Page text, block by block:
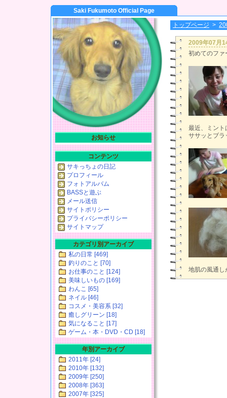
Saki Fukumoto Official Page
トップページ >
2009年07月
初めてのファ
最近、ミント
ササッとブラ
地肌の風通し
お知らせ
コンテンツ
サキっちょの日記
プロフィール
フォトアルバム
BASSと遊ぶ
メール送信
サイトポリシー
プライバシーポリシー
サイトマップ
カテゴリ別アーカイブ
私の日常 [469]
釣りのこと [70]
お仕事のこと [124]
美味しいもの [169]
わんこ [65]
ネイル [46]
コスメ・美容系 [32]
癒しグリーン [18]
気になること [17]
ゲーム・本・DVD・CD [18]
年別アーカイブ
2011年 [24]
2010年 [132]
2009年 [250]
2008年 [363]
2007年 [325]